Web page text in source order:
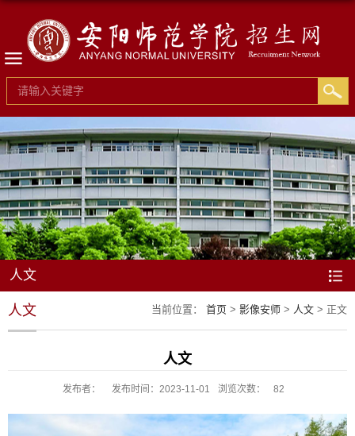
人文
当前位置： 首页 > 影像安师 > 人文 > 正文
人文
人文
发布者： 发布时间：2023-11-01 浏览次数： 82